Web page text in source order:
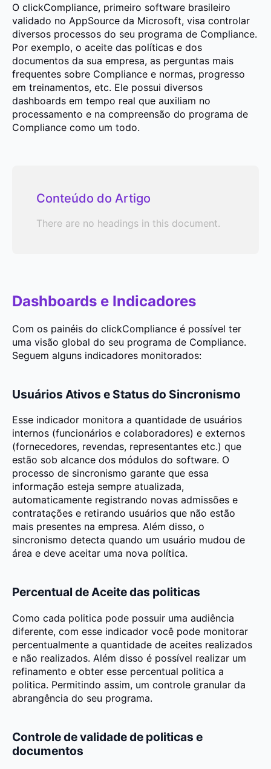
O clickCompliance, primeiro software brasileiro
validado no AppSource da Microsoft, visa controlar
diversos processos do seu programa de Compliance.
Por exemplo, o aceite das políticas e dos
documentos da sua empresa, as perguntas mais
frequentes sobre Compliance e normas, progresso
em treinamentos, etc. Ele possui diversos
dashboards em tempo real que auxiliam no
processamento e na compreensão do programa de
Compliance como um todo.
Conteúdo do Artigo
There are no headings in this document.
Dashboards e Indicadores
Com os painéis do clickCompliance é possível ter
uma visão global do seu programa de Compliance.
Seguem alguns indicadores monitorados:
Usuários Ativos e Status do Sincronismo
Esse indicador monitora a quantidade de usuários
internos (funcionários e colaboradores) e externos
(fornecedores, revendas, representantes etc.) que
estão sob alcance dos módulos do software. O
processo de sincronismo garante que essa
informação esteja sempre atualizada,
automaticamente registrando novas admissões e
contratações e retirando usuários que não estão
mais presentes na empresa. Além disso, o
sincronismo detecta quando um usuário mudou de
área e deve aceitar uma nova política.
Percentual de Aceite das politicas
Como cada politica pode possuir uma audiência
diferente, com esse indicador você pode monitorar
percentualmente a quantidade de aceites realizados
e não realizados. Além disso é possível realizar um
refinamento e obter esse percentual politica a
politica. Permitindo assim, um controle granular da
abrangência do seu programa.
Controle de validade de politicas e
documentos